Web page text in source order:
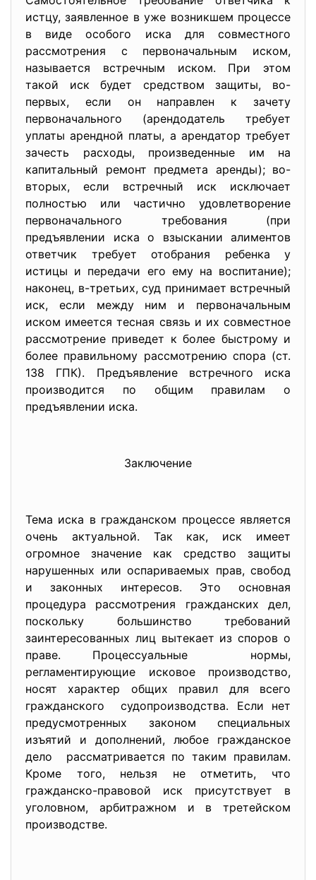
истцу, заявленное в уже возникшем процессе
в виде особого иска для совместного
рассмотрения с первоначальным иском,
называется встречным иском. При этом
такой иск будет средством защиты, во-
первых, если он направлен к зачету
первоначального (арендодатель требует
уплаты арендной платы, а арендатор требует
зачесть расходы, произведенные им на
капитальный ремонт предмета аренды); во-
вторых, если встречный иск исключает
полностью или частично удовлетворение
первоначального требования (при
предъявлении иска о взыскании алиментов
ответчик требует отобрания ребенка у
истицы и передачи его ему на воспитание);
наконец, в-третьих, суд принимает встречный
иск, если между ним и первоначальным
иском имеется тесная связь и их совместное
рассмотрение приведет к более быстрому и
более правильному рассмотрению спора (ст.
138 ГПК). Предъявление встречного иска
производится по общим правилам о
предъявлении иска.
Заключение
Тема иска в гражданском процессе является
очень актуальной. Так как, иск имеет
огромное значение как средство защиты
нарушенных или оспариваемых прав, свобод
и законных интересов. Это основная
процедура рассмотрения гражданских дел,
поскольку большинство требований
заинтересованных лиц вытекает из споров о
праве. Процессуальные нормы,
регламентирующие исковое производство,
носят характер общих правил для всего
гражданского судопроизводства. Если нет
предусмотренных законом специальных
изъятий и дополнений, любое гражданское
дело рассматривается по таким правилам.
Кроме того, нельзя не отметить, что
гражданско-правовой иск присутствует в
уголовном, арбитражном и в третейском
производстве.